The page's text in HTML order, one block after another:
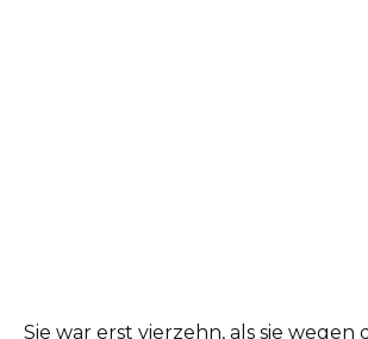
Sie war erst vierzehn, als sie wegen